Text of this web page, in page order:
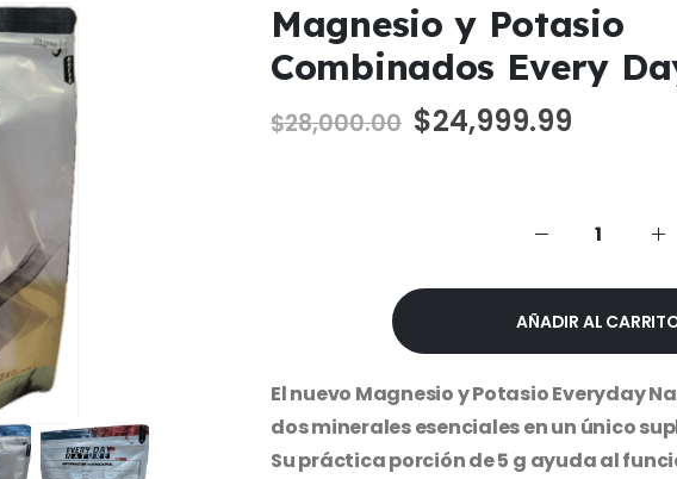
Magnesio y Potasio
Combinados Every
$28,000.00 El
precio
$28,000.00.
$24,999.99
AÑADIR AL
El nuevo Magnesio y Potasio Everyday
dos minerales esenciales en un único
Su práctica porción de 5 g ayuda al